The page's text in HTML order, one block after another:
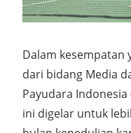
Dalam kesempatan
dari bidang Media
Payudara
ini digelar untuk